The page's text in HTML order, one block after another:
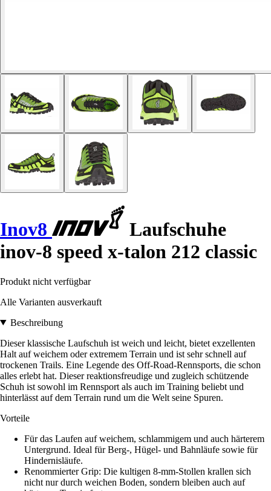
Inov8
Laufschuhe
inov-8 speed x-talon 212 classic
Produkt nicht verfügbar
Alle Varianten ausverkauft
Beschreibung
Dieser klassische Laufschuh ist weich und leicht, bietet exzellenten
Halt auf weichem oder extremem Terrain und ist sehr schnell auf
trockenen Trails. Eine Legende des Off-Road-Rennsports, die schon
alles erlebt hat. Dieser reaktionsfreudige und zugleich schützende
Schuh ist sowohl im Rennsport als auch im Training beliebt und
hinterlässt auf dem Terrain rund um die Welt seine Spuren.
Vorteile
Für das Laufen auf weichem, schlammigem und auch härterem
Untergrund. Ideal für Berg-, Hügel- und Bahnläufe sowie für
Hindernisläufe.
Renommierter Grip: Die kultigen 8-mm-Stollen krallen sich
nicht nur durch weichen Boden, sondern bleiben auch auf